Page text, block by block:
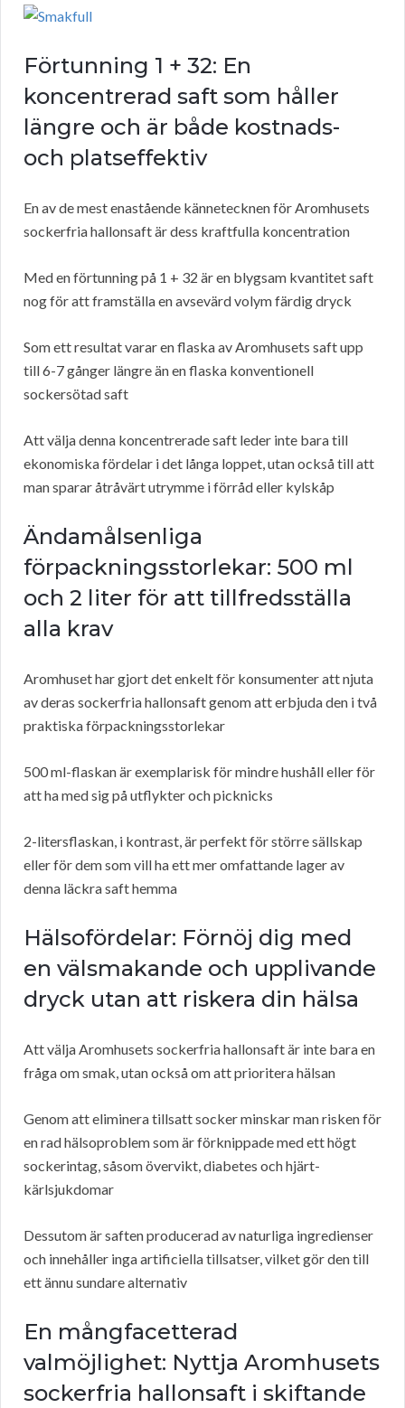
Förtunning 1 + 32: En
koncentrerad saft som håller
längre och är både kostnads-
och platseffektiv
En av de mest enastående kännetecknen för Aromhusets
sockerfria hallonsaft är dess kraftfulla koncentration
Med en förtunning på 1 + 32 är en blygsam kvantitet saft
nog för att framställa en avsevärd volym färdig dryck
Som ett resultat varar en flaska av Aromhusets saft upp
till 6-7 gånger längre än en flaska konventionell
sockersötad saft
Att välja denna koncentrerade saft leder inte bara till
ekonomiska fördelar i det långa loppet, utan också till att
man sparar åtråvärt utrymme i förråd eller kylskåp
Ändamålsenliga
förpackningsstorlekar: 500 ml
och 2 liter för att tillfredsställa
alla krav
Aromhuset har gjort det enkelt för konsumenter att njuta
av deras sockerfria hallonsaft genom att erbjuda den i två
praktiska förpackningsstorlekar
500 ml-flaskan är exemplarisk för mindre hushåll eller för
att ha med sig på utflykter och picknicks
2-litersflaskan, i kontrast, är perfekt för större sällskap
eller för dem som vill ha ett mer omfattande lager av
denna läckra saft hemma
Hälsofördelar: Förnöj dig med
en välsmakande och upplivande
dryck utan att riskera din hälsa
Att välja Aromhusets sockerfria hallonsaft är inte bara en
fråga om smak, utan också om att prioritera hälsan
Genom att eliminera tillsatt socker minskar man risken för
en rad hälsoproblem som är förknippade med ett högt
sockerintag, såsom övervikt, diabetes och hjärt-
kärlsjukdomar
Dessutom är saften producerad av naturliga ingredienser
och innehåller inga artificiella tillsatser, vilket gör den till
ett ännu sundare alternativ
En mångfacetterad
valmöjlighet: Nyttja Aromhusets
sockerfria hallonsaft i skiftande